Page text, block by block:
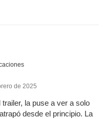
de 2025
la puse a ver a solo
desde el principio. La